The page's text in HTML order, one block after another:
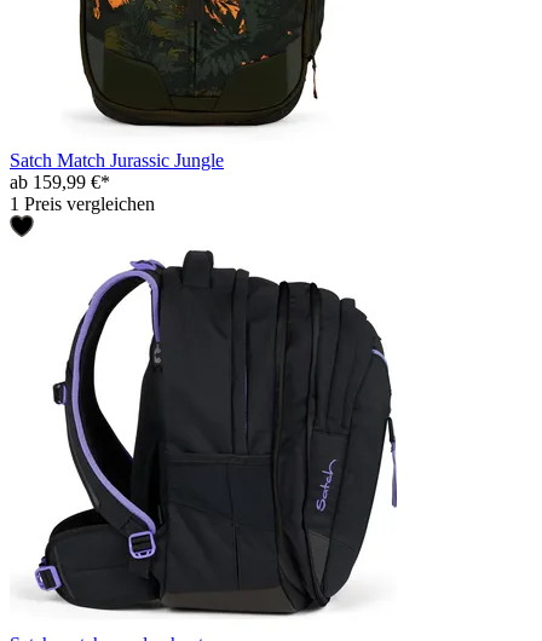
Satch Match Jurassic Jungle
ab 159,99 €*
1 Preis vergleichen